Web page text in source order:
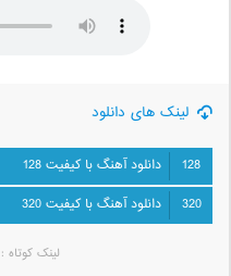
لینک های دانلود
128
دانلود آهنگ با کیفیت 128
320
دانلود آهنگ با کیفیت 320
لینک کوتاه‌ :